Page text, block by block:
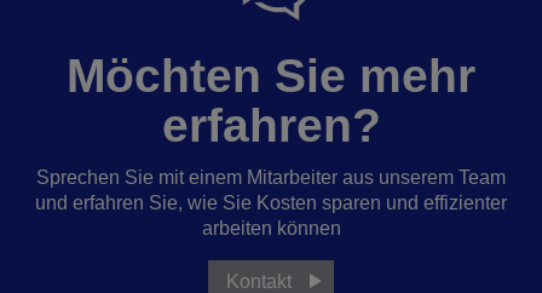
Möchten Sie mehr
erfahren?
Sprechen Sie mit einem Mitarbeiter aus unserem Team
und erfahren Sie, wie Sie Kosten sparen und effizienter
arbeiten können
Kontakt